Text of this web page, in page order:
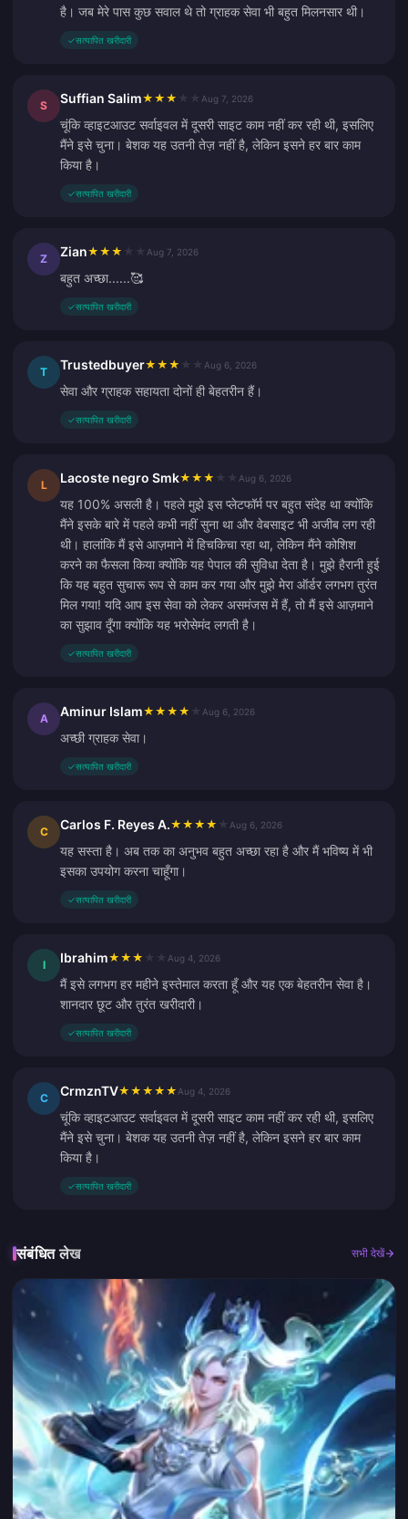
है। जब मेरे पास कुछ सवाल थे तो ग्राहक सेवा भी बहुत मिलनसार थी।
✓सत्यापित खरीदारी
S Suffian Salim★ ★ ★ Aug 7, 2026
चूंकि व्हाइटआउट सर्वाइवल में दूसरी साइट काम नहीं कर रही थी, इसलिए
मैंने इसे चुना। बेशक यह उतनी तेज़ नहीं है, लेकिन इसने हर बार काम
किया है।
✓सत्यापित खरीदारी
Z Zian★ ★ ★ Aug 7, 2026
बहुत अच्छा......🥰
✓सत्यापित खरीदारी
T Trustedbuyer★ ★ ★ Aug 6, 2026
सेवा और ग्राहक सहायता दोनों ही बेहतरीन हैं।
✓सत्यापित खरीदारी
L Lacoste negro Smk★ ★ ★ Aug 6, 2026
यह 100% असली है। पहले मुझे इस प्लेटफॉर्म पर बहुत संदेह था क्योंकि
मैंने इसके बारे में पहले कभी नहीं सुना था और वेबसाइट भी अजीब लग रही
थी। हालांकि मैं इसे आज़माने में हिचकिचा रहा था, लेकिन मैंने कोशिश
करने का फैसला किया क्योंकि यह पेपाल की सुविधा देता है। मुझे हैरानी हुई
कि यह बहुत सुचारू रूप से काम कर गया और मुझे मेरा ऑर्डर लगभग तुरंत
मिल गया! यदि आप इस सेवा को लेकर असमंजस में हैं, तो मैं इसे आज़माने
का सुझाव दूँगा क्योंकि यह भरोसेमंद लगती है।
✓सत्यापित खरीदारी
A Aminur Islam★ ★ ★ ★ Aug 6, 2026
अच्छी ग्राहक सेवा।
✓सत्यापित खरीदारी
C Carlos F. Reyes A.★ ★ ★ ★ Aug 6, 2026
यह सस्ता है। अब तक का अनुभव बहुत अच्छा रहा है और मैं भविष्य में भी
इसका उपयोग करना चाहूँगा।
✓सत्यापित खरीदारी
I Ibrahim★ ★ ★ Aug 4, 2026
मैं इसे लगभग हर महीने इस्तेमाल करता हूँ और यह एक बेहतरीन सेवा है।
शानदार छूट और तुरंत खरीदारी।
✓सत्यापित खरीदारी
C CrmznTV★ ★ ★ ★ ★ Aug 4, 2026
चूंकि व्हाइटआउट सर्वाइवल में दूसरी साइट काम नहीं कर रही थी, इसलिए
मैंने इसे चुना। बेशक यह उतनी तेज़ नहीं है, लेकिन इसने हर बार काम
किया है।
✓सत्यापित खरीदारी
संबंधित लेख सभी देखें